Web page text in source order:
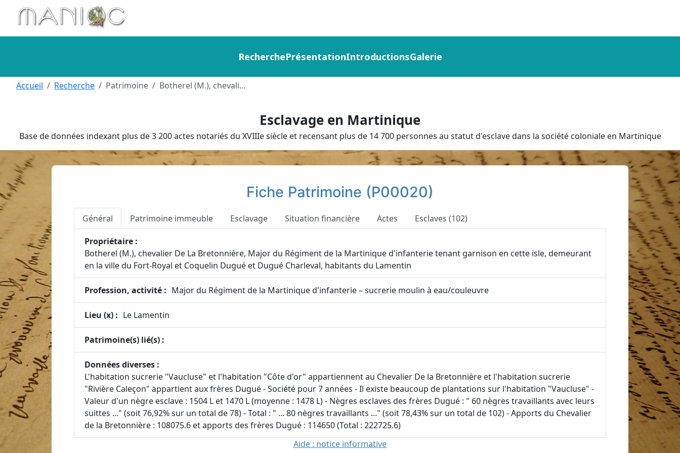
Aller au contenu principal
RecherchePrésentationIntroductionsGalerie
Esclavage en Martinique
Base de données indexant plus de 3 200 actes notariés du XVIIIe siècle et recensant plus de 14 700 personnes au statut d'esclave dans la société coloniale en Martinique
Accueil Recherche Patrimoine Botherel (M.), chevali...
Fiche Patrimoine (P00020)
Général Patrimoine immeuble Esclavage Situation financière Actes Esclaves (102)
Propriétaire :
Botherel (M.), chevalier De La Bretonnière, Major du Régiment de la Martinique d'infanterie tenant garnison en cette isle, demeurant
en la ville du Fort-Royal et Coquelin Dugué et Dugué Charleval, habitants du Lamentin
Profession, activité : Major du Régiment de la Martinique d'infanterie – sucrerie moulin à eau/couleuvre
Lieu (x) : Le Lamentin
Patrimoine(s) lié(s) :
Données diverses :
L'habitation sucrerie "Vaucluse" et l'habitation "Côte d'or" appartiennent au Chevalier De la Bretonnière et l'habitation sucrerie
"Rivière Caleçon" appartient aux frères Dugué - Société pour 7 années - Il existe beaucoup de plantations sur l'habitation "Vaucluse" -
Valeur d'un nègre esclave : 1504 L et 1470 L (moyenne : 1478 L) - Nègres esclaves des frères Dugué : " 60 nègres travaillants avec leurs
suittes ..." (soit 76,92% sur un total de 78) - Total : " ... 80 nègres travaillants ..." (soit 78,43% sur un total de 102) - Apports du Chevalier
de la Bretonnière : 108075.6 et apports des frères Dugué : 114650 (Total : 222725.6)
Aide : notice informative